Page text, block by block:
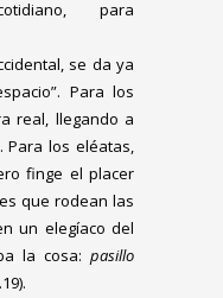
para
se da ya
Para los
real, llegando a
Para los eléatas,
finge el placer
que rodean las
un elegíaco del
la cosa: pasillo